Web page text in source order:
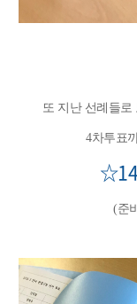
또 지난 선례들로
4차투표
☆1
(준